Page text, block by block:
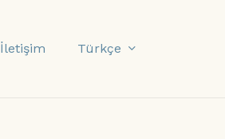
İletişim Türkçe